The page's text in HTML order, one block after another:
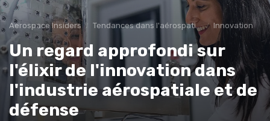
Aerospace Insiders Tendances dans l'aérospatial Innovation
Un regard approfondi sur
l'élixir de l'innovation dans
l'industrie aérospatiale et de
défense